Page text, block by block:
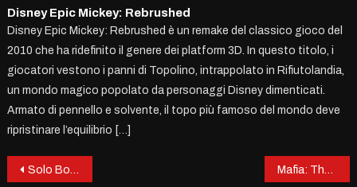
Disney Epic Mickey: Rebrushed
Disney Epic Mickey: Rebrushed è un remake del classico gioco del
2010 che ha ridefinito il genere dei platform 3D. In questo titolo, i
giocatori vestono i panni di Topolino, intrappolato in Rifiutolandia,
un mondo magico popolato da personaggi Disney dimenticati.
Armato di pennello e solvente, il topo più famoso del mondo deve
ripristinare l’equilibrio […]
Post
Solo Board Games: L’Ascesa del Gioco da Tavolo in Solitaria